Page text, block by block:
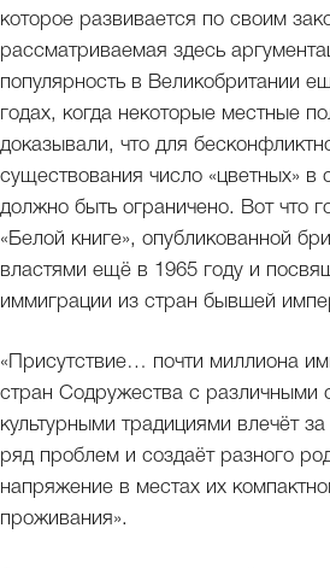
которое развивается по своим
рассматриваемая здесь
популярность в Великобритании
годах, когда некоторые местные
доказывали, что для
существования число «цветных» в
должно быть ограничено. Вот что
«Белой книге», опубликованной
властями ещё в 1965 году и
иммиграции из стран бывшей
«Присутствие… почти миллиона
стран Содружества с различными
культурными традициями влечёт
ряд проблем и создаёт разного
напряжение в местах их
проживания».